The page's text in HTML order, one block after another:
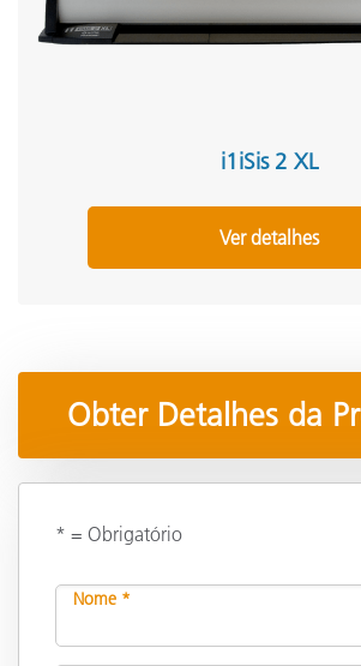
i1iSis 2 XL
Ver detalhes
Obter Detalhes da
* = Obrigatório
Nome *